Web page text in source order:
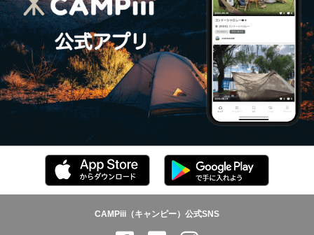
CAMPiii（キャンピー）公式SNS